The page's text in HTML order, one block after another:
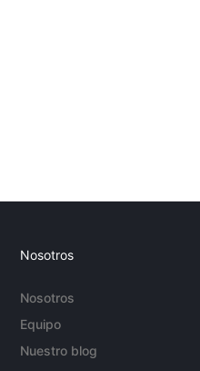
Nosotros
Nosotros
Equipo
Nuestro blog